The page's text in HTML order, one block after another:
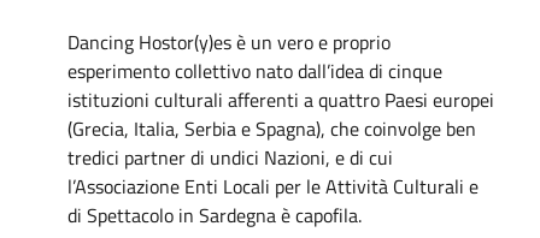
Dancing Hostor(y)es è un vero e proprio
esperimento collettivo nato dall’idea di cinque
istituzioni culturali afferenti a quattro Paesi europei
(Grecia, Italia, Serbia e Spagna), che coinvolge ben
tredici partner di undici Nazioni, e di cui
l’Associazione Enti Locali per le Attività Culturali e
di Spettacolo in Sardegna è capofila.